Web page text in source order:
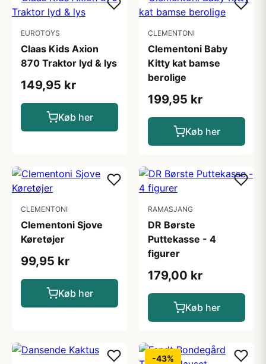
EUROTOYS
Claas Kids Axion
870 Traktor lyd & lys
149,95 kr
Køb her
CLEMENTONI
Clementoni Baby
Kitty kat bamse
berolige
199,95 kr
Køb her
CLEMENTONI
Clementoni Sjove
Køretøjer
99,95 kr
Køb her
RAMASJANG
DR Børste
Puttekasse - 4
figurer
179,00 kr
Køb her
-43%